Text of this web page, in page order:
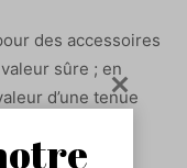
des accessoires
sûre ; en
d’une tenue
adaptée
considère le